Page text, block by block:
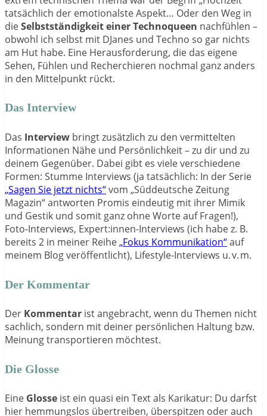
tatsächlich der emotionalste Aspekt… Oder den Weg in
dieSelbstständigkeit einer Technoqueen nachfühlen –
obwohl ich selbst mit DJanes und Techno so gar nichts
am Hut habe. Eine Herausforderung, die das eigene
Sehen, Fühlen und Recherchieren nochmal ganz anders
in den Mittelpunkt rückt.
Das Interview
Das Interview bringt zusätzlich zu den vermittelten
Informationen Nähe und Persönlichkeit – zu dir und zu
deinem Gegenüber. Dabei gibt es viele verschiedene
Formen: Stumme Interviews (ja tatsächlich: In der Serie
„Sagen Sie jetzt nichts“vom „Süddeutsche Zeitung
Magazin“ antworten Promis eindeutig mit ihrer Mimik
und Gestik und somit ganz ohne Worte auf Fragen!),
Foto-Interviews, Expert:innen-Interviews (ich habe z. B.
bereits 2 in meiner Reihe„Fokus Kommunikation“auf
meinem Blog veröffentlicht), Lifestyle-Interviews u. v. m.
Der Kommentar
Der Kommentar ist angebracht, wenn du Themen nicht
sachlich, sondern mit deiner persönlichen Haltung bzw.
Meinung transportieren möchtest.
Die Glosse
Eine Glosse ist ein quasi ein Text als Karikatur: Du darfst
hier hemmungslos übertreiben, überspitzen oder auch